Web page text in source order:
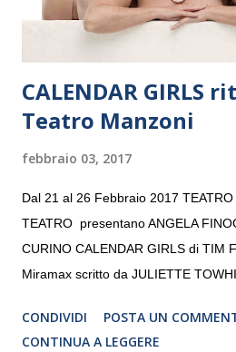
CALENDAR GIRLS
Teatro Manzoni
febbraio 03, 2017
Dal 21 al 26 Febbraio 2017
TEATRO presentano ANGELA
CURINO CALENDAR GIRLS di TIM
Miramax scritto da JULIETTE
CRISTINA PEZZOLI
CONDIVIDI
POSTA UN
CONTINUA A LEGGERE